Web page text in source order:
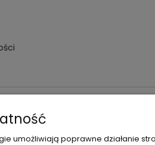
umożliwiają poprawne działanie